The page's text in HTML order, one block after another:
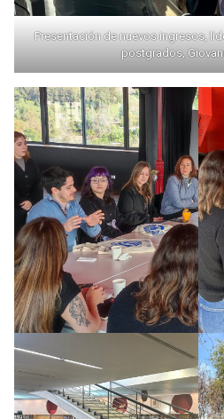
Presentación de nuevos ingresos,
postgrados,